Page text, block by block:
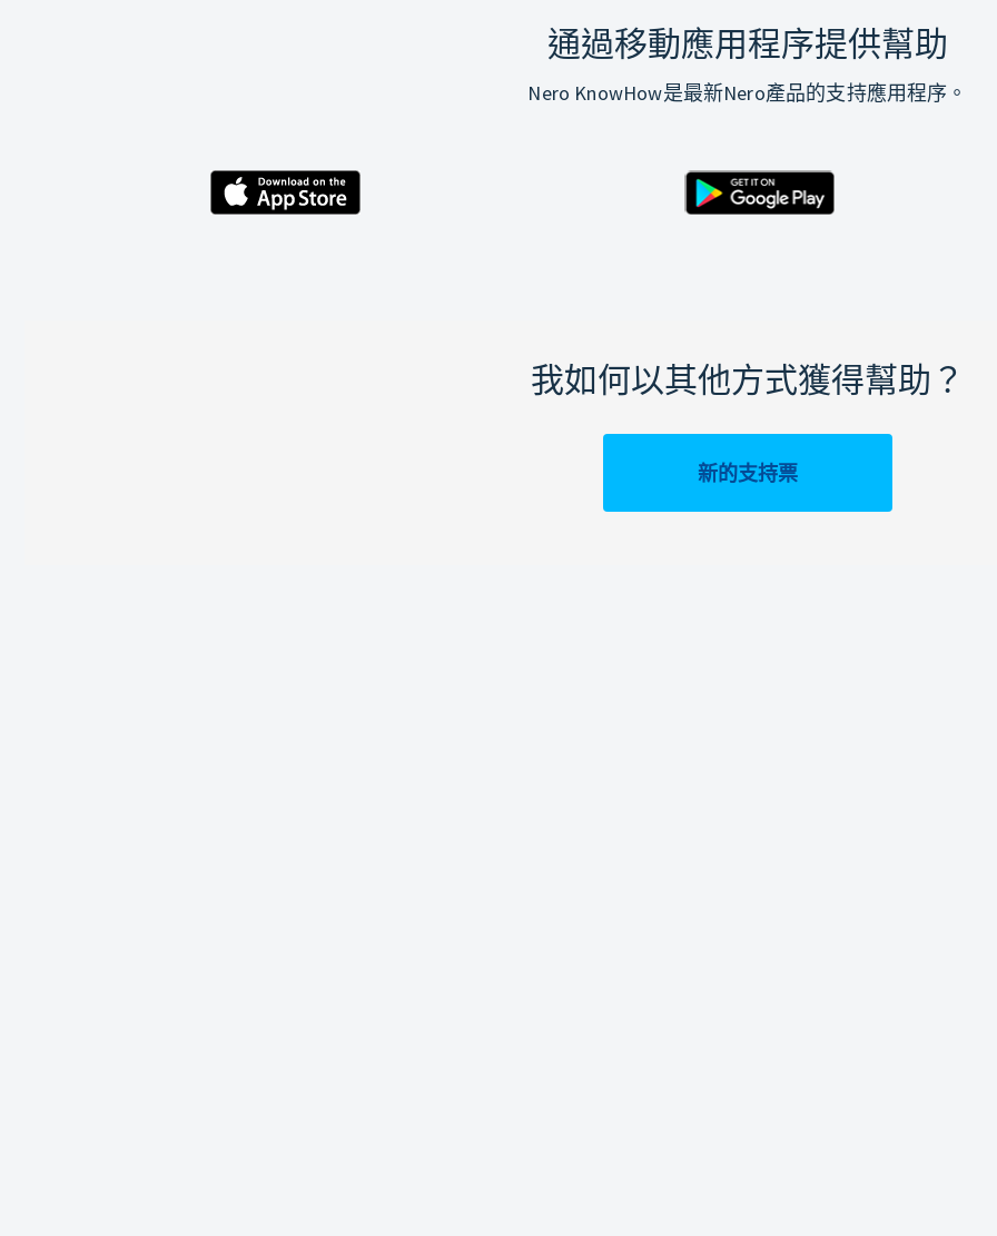
通過移動應用程序提供幫助
Nero KnowHow是最新Nero產品的支持應用程序。
我如何以其他方式獲得幫助？
新的支持票